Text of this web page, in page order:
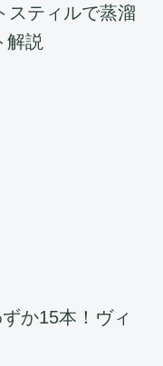
スティルで蒸溜
解説
か15本！ヴィ